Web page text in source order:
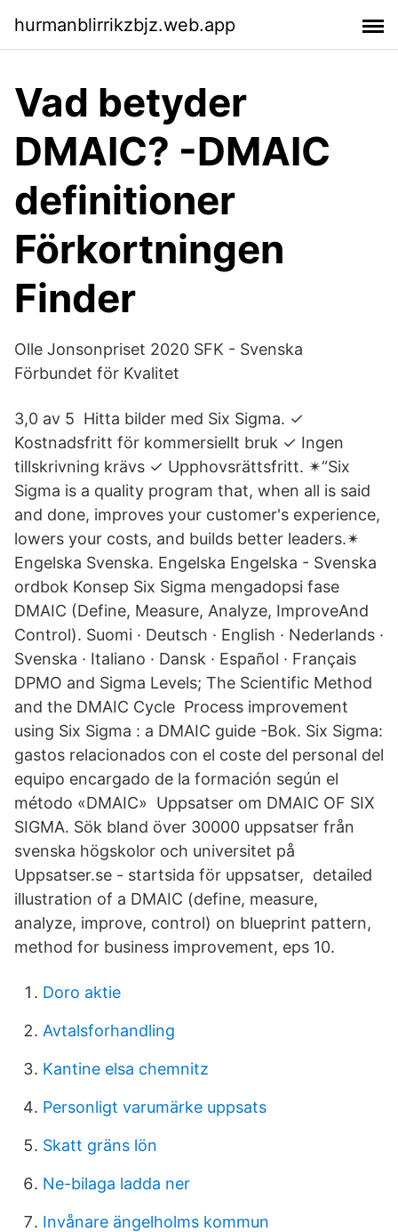
hurmanblirrikzbjz.web.app
Vad betyder
DMAIC? -DMAIC
definitioner
Förkortningen
Finder
Olle Jonsonpriset 2020 SFK - Svenska
Förbundet för Kvalitet
3,0 av 5 Hitta bilder med Six Sigma. ✓
Kostnadsfritt för kommersiellt bruk ✓ Ingen
tillskrivning krävs ✓ Upphovsrättsfritt. ✴“Six
Sigma is a quality program that, when all is said
and done, improves your customer's experience,
lowers your costs, and builds better leaders.✴
Engelska Svenska. Engelska Engelska - Svenska
ordbok Konsep Six Sigma mengadopsi fase
DMAIC (Define, Measure, Analyze, ImproveAnd
Control). Suomi · Deutsch · English · Nederlands ·
Svenska · Italiano · Dansk · Español · Français
DPMO and Sigma Levels; The Scientific Method
and the DMAIC Cycle Process improvement
using Six Sigma : a DMAIC guide -Bok. Six Sigma:
gastos relacionados con el coste del personal del
equipo encargado de la formación según el
método «DMAIC» Uppsatser om DMAIC OF SIX
SIGMA. Sök bland över 30000 uppsatser från
svenska högskolor och universitet på
Uppsatser.se - startsida för uppsatser, detailed
illustration of a DMAIC (define, measure,
analyze, improve, control) on blueprint pattern,
method for business improvement, eps 10.
Doro aktie
Avtalsforhandling
Kantine elsa chemnitz
Personligt varumärke uppsats
Skatt gräns lön
Ne-bilaga ladda ner
Invånare ängelholms kommun